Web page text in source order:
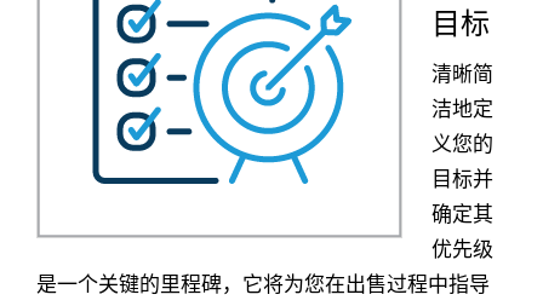
目标
清晰简
洁地定
义您的
目标并
确定其
优先级
是一个关键的里程碑，它将为您在出售过程中指导